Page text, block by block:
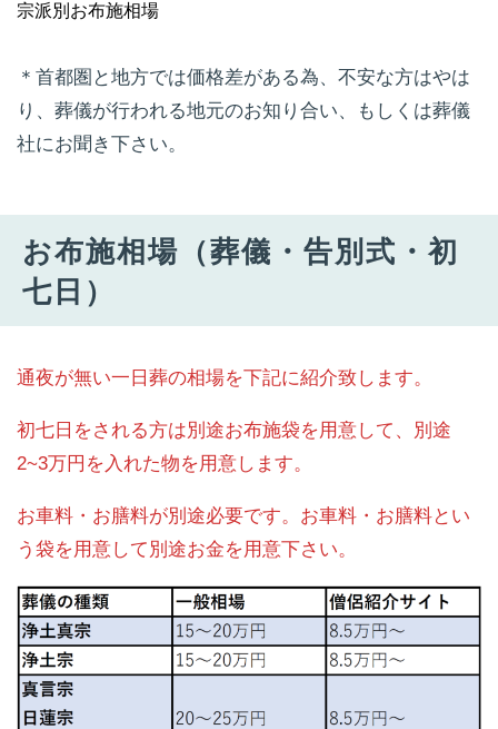
宗派別お布施相場
＊首都圏と地方では価格差がある為、不安な方はやは
り、葬儀が行われる地元のお知り合い、もしくは葬儀
社にお聞き下さい。
お布施相場（葬儀・告別式・初
七日）
通夜が無い一日葬の相場を下記に紹介致します。
初七日をされる方は別途お布施袋を用意して、別途
2~3万円を入れた物を用意します。
お車料・お膳料が別途必要です。お車料・お膳料とい
う袋を用意して別途お金を用意下さい。